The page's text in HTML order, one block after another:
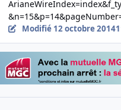
Modifié 12 octobre 2014